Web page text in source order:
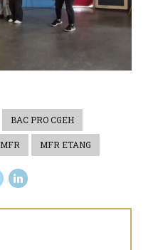
BAC PRO CGEH
MFR MFR ETANG